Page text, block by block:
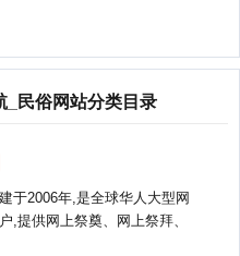
_民俗网站分类目录
于2006年,是全球华人大型网
,提供网上祭奠、网上祭拜、